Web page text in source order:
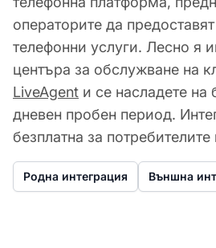
операторите да
телефонни услуги. Лесно я
центъра за обслужване на
LiveAgent и се насладете на
дневен пробен период.
безплатна за
Родна интеграция Външна